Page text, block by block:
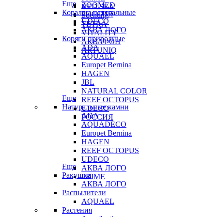
RED SEA
Sochting
TETRA
VITALITY
АКВАФОН
ARTUNIQ
ZOOMED
РОССИЯ
Еще
Кораллы натуральные
UDECO
АКВА ЛОГО
Коряги природные
ADA
AQUAEL
Europet Bernina
HAGEN
JBL
NATURAL COLOR
REEF OCTOPUS
UDECO
РОССИЯ
Еще
Натуральные камни
ADA
AQUADECO
Europet Bernina
HAGEN
REEF OCTOPUS
UDECO
АКВА ЛОГО
PRIME
Еще
Ракушки
АКВА ЛОГО
Распылители
AQUAEL
Растения